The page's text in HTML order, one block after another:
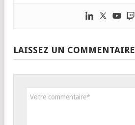
LAISSEZ UN COMMENTAIRE